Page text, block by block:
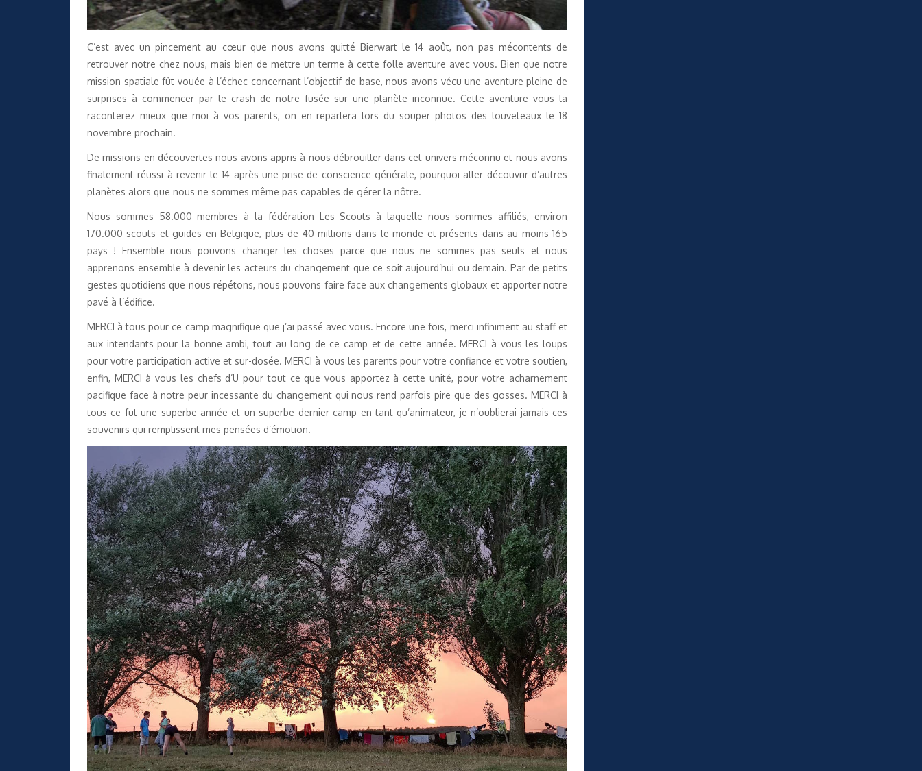
C’est avec un pincement au cœur que nous avons quitté Bierwart le 14 août, non pas mécontents de
retrouver notre chez nous, mais bien de mettre un terme à cette folle aventure avec vous. Bien que notre
mission spatiale fût vouée à l’échec concernant l’objectif de base, nous avons vécu une aventure pleine de
surprises à commencer par le crash de notre fusée sur une planète inconnue. Cette aventure vous la
raconterez mieux que moi à vos parents, on en reparlera lors du souper photos des louveteaux le 18
novembre prochain.
De missions en découvertes nous avons appris à nous débrouiller dans cet univers méconnu et nous avons
finalement réussi à revenir le 14 après une prise de conscience générale, pourquoi aller découvrir d’autres
planètes alors que nous ne sommes même pas capables de gérer la nôtre.
Nous sommes 58.000 membres à la fédération Les Scouts à laquelle nous sommes affiliés, environ
170.000 scouts et guides en Belgique, plus de 40 millions dans le monde et présents dans au moins 165
pays ! Ensemble nous pouvons changer les choses parce que nous ne sommes pas seuls et nous
apprenons ensemble à devenir les acteurs du changement que ce soit aujourd’hui ou demain. Par de petits
gestes quotidiens que nous répétons, nous pouvons faire face aux changements globaux et apporter notre
pavé à l’édifice.
MERCI à tous pour ce camp magnifique que j’ai passé avec vous. Encore une fois, merci infiniment au staff et
aux intendants pour la bonne ambi, tout au long de ce camp et de cette année. MERCI à vous les loups
pour votre participation active et sur-dosée. MERCI à vous les parents pour votre confiance et votre soutien,
enfin, MERCI à vous les chefs d’U pour tout ce que vous apportez à cette unité, pour votre acharnement
pacifique face à notre peur incessante du changement qui nous rend parfois pire que des gosses. MERCI à
tous ce fut une superbe année et un superbe dernier camp en tant qu’animateur, je n’oublierai jamais ces
souvenirs qui remplissent mes pensées d’émotion.